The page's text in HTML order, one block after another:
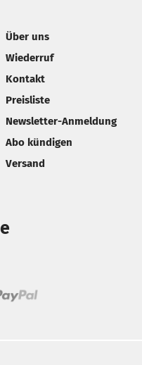
Über uns
Wiederruf
Kontakt
Preisliste
Newsletter-Anmeldung
Abo kündigen
Versand